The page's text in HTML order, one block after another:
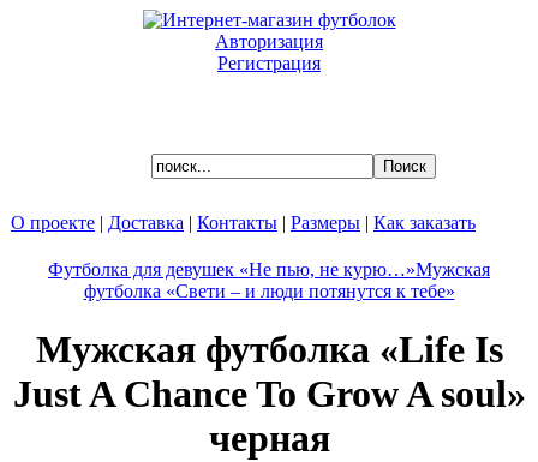
Авторизация
Регистрация
О проекте | Доставка | Контакты | Размеры | Как заказать
Футболка для девушек «Не пью, не курю…»Мужская
футболка «Свети – и люди потянутся к тебе»
Мужская футболка «Life Is
Just A Chance To Grow A soul»
черная